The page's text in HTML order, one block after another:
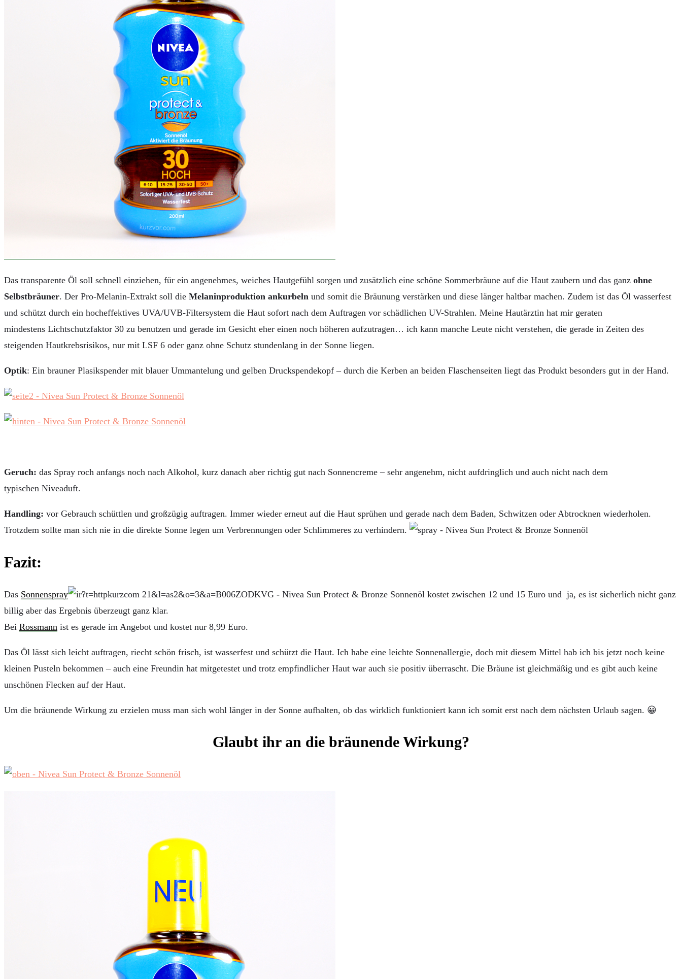
SPORT & FITNESS
GEWINNSPIELE
HAUSHALTSGERÄTE
KAFFEEMASCHINEN & CO
FOTOS UND FOTOBÜCHER
Das transparente Öl soll schnell einziehen, für ein angenehmes, weiches Hautgefühl sorgen und zusätzlich eine schöne Sommerbräune auf die Haut zaubern und das ganz ohne
Selbstbräuner. Der Pro-Melanin-Extrakt soll die Melaninproduktion ankurbeln und somit die Bräunung verstärken und diese länger haltbar machen. Zudem ist das Öl wasserfest
und schützt durch ein hocheffektives UVA/UVB-Filtersystem die Haut sofort nach dem Auftragen vor schädlichen UV-Strahlen. Meine Hautärztin hat mir geraten
mindestens Lichtschutzfaktor 30 zu benutzen und gerade im Gesicht eher einen noch höheren aufzutragen… ich kann manche Leute nicht verstehen, die gerade in Zeiten des
steigenden Hautkrebsrisikos, nur mit LSF 6 oder ganz ohne Schutz stundenlang in der Sonne liegen.
Optik: Ein brauner Plasikspender mit blauer Ummantelung und gelben Druckspendekopf – durch die Kerben an beiden Flaschenseiten liegt das Produkt besonders gut in der Hand.
Geruch: das Spray roch anfangs noch nach Alkohol, kurz danach aber richtig gut nach Sonnencreme – sehr angenehm, nicht aufdringlich und auch nicht nach dem
typischen Niveaduft.
Handling: vor Gebrauch schüttlen und großzügig auftragen. Immer wieder erneut auf die Haut sprühen und gerade nach dem Baden, Schwitzen oder Abtrocknen wiederholen.
Trotzdem sollte man sich nie in die direkte Sonne legen um Verbrennungen oder Schlimmeres zu verhindern.
Fazit:
Das Sonnenspray
kostet zwischen 12 und 15 Euro und ja, es ist sicherlich nicht ganz
billig aber das Ergebnis überzeugt ganz klar.
Bei Rossmann ist es gerade im Angebot und kostet nur 8,99 Euro.
Das Öl lässt sich leicht auftragen, riecht schön frisch, ist wasserfest und schützt die Haut. Ich habe eine leichte Sonnenallergie, doch mit diesem Mittel hab ich bis jetzt noch keine
kleinen Pusteln bekommen – auch eine Freundin hat mitgetestet und trotz empfindlicher Haut war auch sie positiv überrascht. Die Bräune ist gleichmäßig und es gibt auch keine
unschönen Flecken auf der Haut.
Um die bräunende Wirkung zu erzielen muss man sich wohl länger in der Sonne aufhalten, ob das wirklich funktioniert kann ich somit erst nach dem nächsten Urlaub sagen. 😀
Glaubt ihr an die bräunende Wirkung?